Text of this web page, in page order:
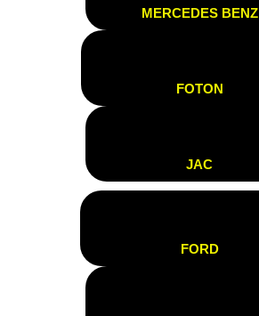
MERCEDES BENZ
FOTON
JAC
FORD